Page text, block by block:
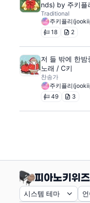
nds) by 주키플
Traditional
주키플리
18 2
저 들 밖에 한
노래 / C키
찬송가
주키플리
49 3
시스템 테마